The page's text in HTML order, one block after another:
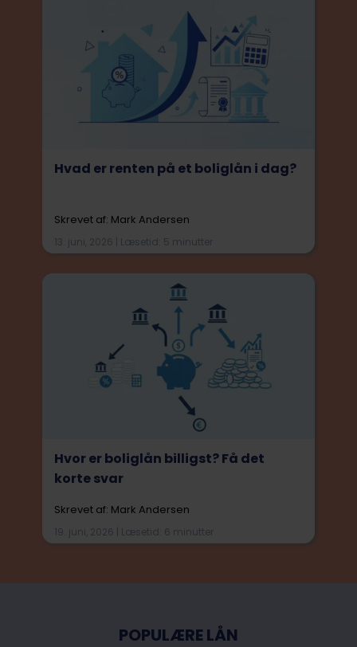
Hvad er renten på et boliglån i dag?
Skrevet af: Mark Andersen
13. juni, 2026 | Læsetid: 5 minutter
Hvor er boliglån billigst? Få det
korte svar
Skrevet af: Mark Andersen
19. juni, 2026 | Læsetid: 6 minutter
POPULÆRE LÅN